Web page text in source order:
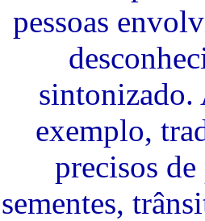
pessoas
sintonizado.
exemplo,
precisos
sementes,